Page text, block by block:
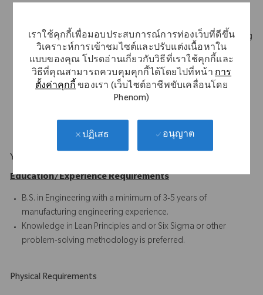
เราใช้คุกกี้เพื่อมอบประสบการณ์การท่องเว็บที่ดีขึ้น
วิเคราะห์การเข้าชมไซต์และปรับแต่งเนื้อหาใน
แบบของคุณ โปรดอ่านเกี่ยวกับวิธีที่เราใช้คุกกี้และ
วิธีที่คุณสามารถควบคุมคุกกี้ได้โดยไปที่หน้าการ
ตั้งค่าคุกกี้ของเรา (เว็บไซต์อาชีพขับเคลื่อนโดย
Phenom)
ปฏิเสธ อนุญาต
Management System, Nonconformance Reports, Engineering
Specifications, Corrective and Preventive Action (CAPA), and
Work Instructions
Proficient with Statistical Process Control concepts, process
development, CNC programming terminology, and tooling
Microsoft Office Suite and Project
Your Background
Education/Experience Requirements
B.S. in Engineering with a minimum of 3-5 years of
manufacturing engineering experience.
Knowledge in Lean Principles and or Six Sigma or other
problem-solving methodology is preferred.
Physical Requirements